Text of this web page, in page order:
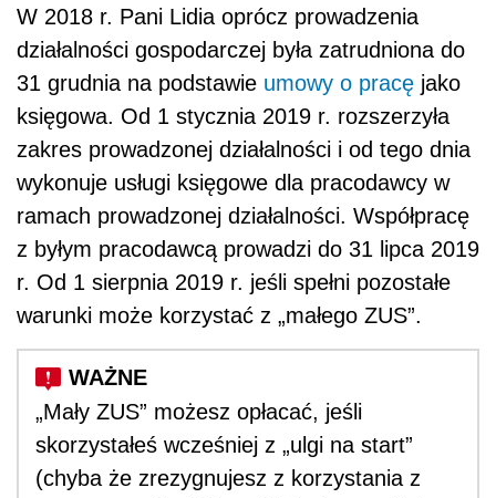
W 2018 r. Pani Lidia oprócz prowadzenia
działalności gospodarczej była zatrudniona do
31 grudnia na podstawie umowy o pracę jako
księgowa. Od 1 stycznia 2019 r. rozszerzyła
zakres prowadzonej działalności i od tego dnia
wykonuje usługi księgowe dla pracodawcy w
ramach prowadzonej działalności. Współpracę
z byłym pracodawcą prowadzi do 31 lipca 2019
r. Od 1 sierpnia 2019 r. jeśli spełni pozostałe
warunki może korzystać z „małego ZUS”.
„Mały ZUS” możesz opłacać, jeśli
skorzystałeś wcześniej z „ulgi na start”
(chyba że zrezygnujesz z korzystania z